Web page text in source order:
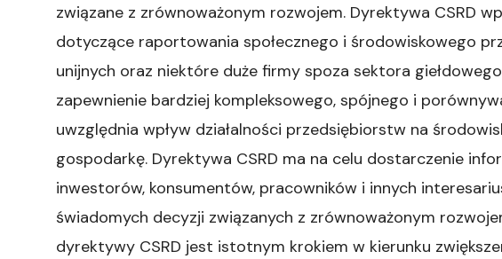
związane z zrównoważonym rozwojem. Dyrektywa CSRD
dotyczące raportowania społecznego i środowiskowego
unijnych oraz niektóre duże firmy spoza sektora
zapewnienie bardziej kompleksowego, spójnego i
uwzględnia wpływ działalności przedsiębiorstw na
gospodarkę. Dyrektywa CSRD ma na celu dostarczenie
inwestorów, konsumentów, pracowników i innych
świadomych decyzji związanych z zrównoważonym
dyrektywy CSRD jest istotnym krokiem w kierunku